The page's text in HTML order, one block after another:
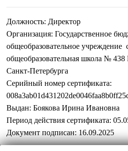
Должность: Директор
Организация: Государственное
общеобразовательное учреждение
общеобразовательная школа №
Санкт-Петербурга
Серийный номер сертификата:
Выдан: Боякова Ирина Ивановна
Период действия сертификата:
Документ подписан: 16.09.2025